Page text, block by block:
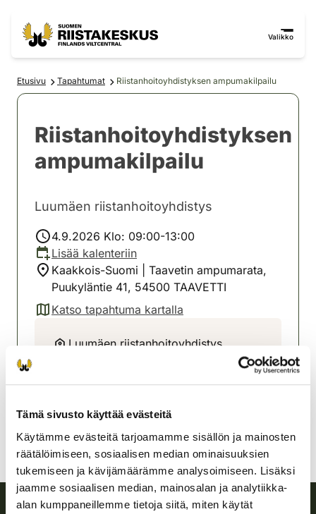
Tämä sivusto käyttää evästeitä
Käytämme evästeitä tarjoamamme sisällön ja mainosten
räätälöimiseen, sosiaalisen median ominaisuuksien
tukemiseen ja kävijämäärämme analysoimiseen. Lisäksi
jaamme sosiaalisen median, mainosalan ja analytiikka-
alan kumppaneillemme tietoja siitä, miten käytät
Valikko
Etusivu Tapahtumat Riistanhoitoyhdistyksen ampumakilpailu
Riistanhoitoyhdistyksen
ampumakilpailu
Luumäen riistanhoitoyhdistys
4.9.2026 Klo: 09:00-13:00
Lisää kalenteriin
Kaakkois-Suomi | Taavetin ampumarata,
Puukyläntie 41, 54500 TAAVETTI
Katso tapahtuma kartalla
(avautuu uuteen välilehteen)
Luumäen riistanhoitoyhdistys